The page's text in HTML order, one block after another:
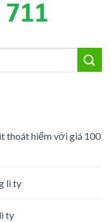
thoát hiểm với giá 100
li ty
ty